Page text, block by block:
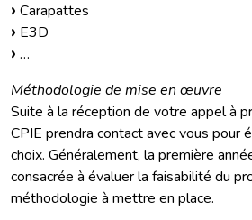
Carapattes
E3D
…
Méthodologie de mise en œuvre
Suite à la réception de votre appel à
CPIE prendra contact avec vous pour
choix. Généralement, la première
consacrée à évaluer la faisabilité du
méthodologie à mettre en place.